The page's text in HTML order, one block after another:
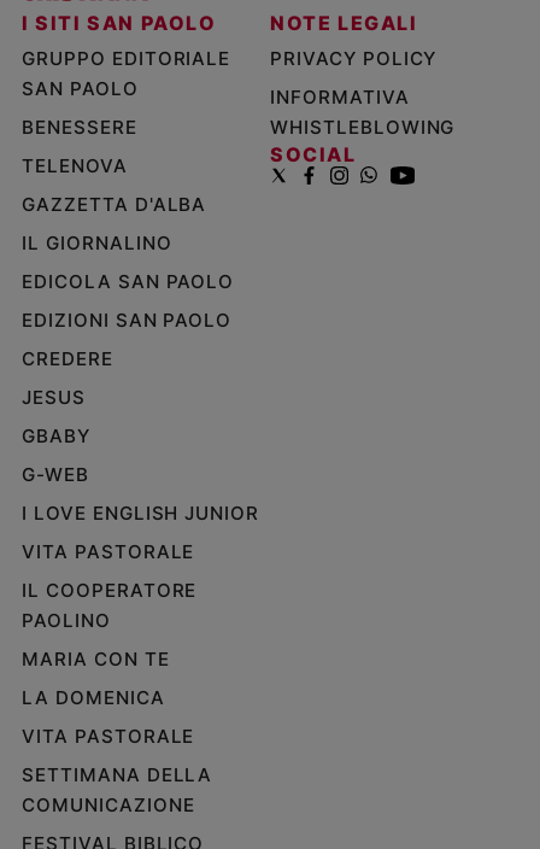
I SITI SAN PAOLO
GRUPPO EDITORIALE
SAN PAOLO
BENESSERE
TELENOVA
GAZZETTA D'ALBA
IL GIORNALINO
EDICOLA SAN PAOLO
EDIZIONI SAN PAOLO
CREDERE
JESUS
GBABY
G-WEB
I LOVE ENGLISH JUNIOR
VITA PASTORALE
IL COOPERATORE
PAOLINO
MARIA CON TE
LA DOMENICA
VITA PASTORALE
SETTIMANA DELLA
COMUNICAZIONE
FESTIVAL BIBLICO
NOTE LEGALI
PRIVACY POLICY
INFORMATIVA
WHISTLEBLOWING
SOCIAL